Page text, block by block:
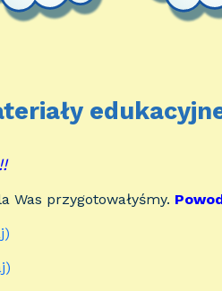
Was przygotowałyśmy.